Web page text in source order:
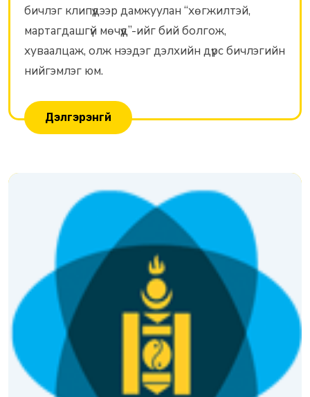
бичлэг клипүүдээр дамжуулан “хөгжилтэй,
мартагдашгүй мөчүүд”-ийг бий болгож,
хуваалцаж, олж нээдэг дэлхийн дүрс бичлэгийн
нийгэмлэг юм.
Дэлгэрэнгүй